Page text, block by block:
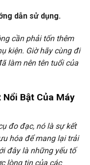
dẫn sử dụng.
cần phải tốn thêm
kiện. Giờ hãy cùng đi
làm nên tên tuổi của
Bật Của Máy
đo đạc, nó là sự kết
hóa để mang lại trải
đây là những yếu tố
lòng tin của các